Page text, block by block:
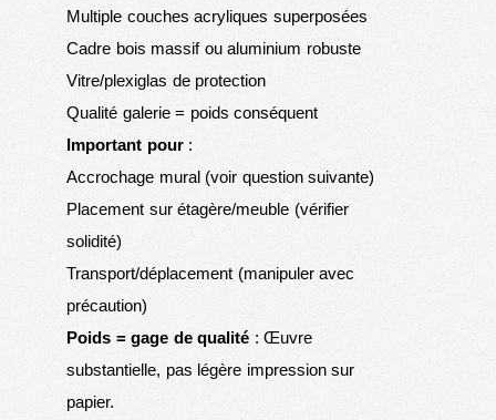
Multiple couches acryliques superposées
Cadre bois massif ou aluminium robuste
Vitre/plexiglas de protection
Qualité galerie = poids conséquent
Important pour:
Accrochage mural (voir question suivante)
Placement sur étagère/meuble (vérifier
solidité)
Transport/déplacement (manipuler avec
précaution)
Poids = gage de qualité : Œuvre
substantielle, pas légère impression sur
papier.